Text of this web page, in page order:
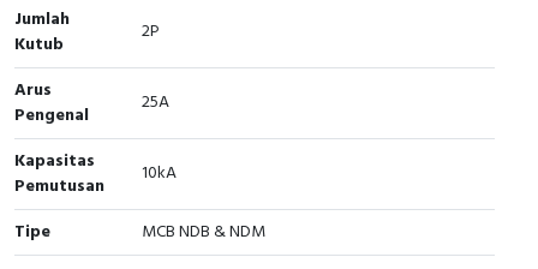
Joystick Controller
Foot Switch
Tower Light
Accessories
Exlhoist / Wireless Crane Controller
MCB Box
Motion Sensors
Accessories
Accessories Elektrikal
Empty Box
Jumlah
Kutub
2P
Arus
Pengenal
25A
Kapasitas
Pemutusan
10kA
Tipe
MCB NDB & NDM